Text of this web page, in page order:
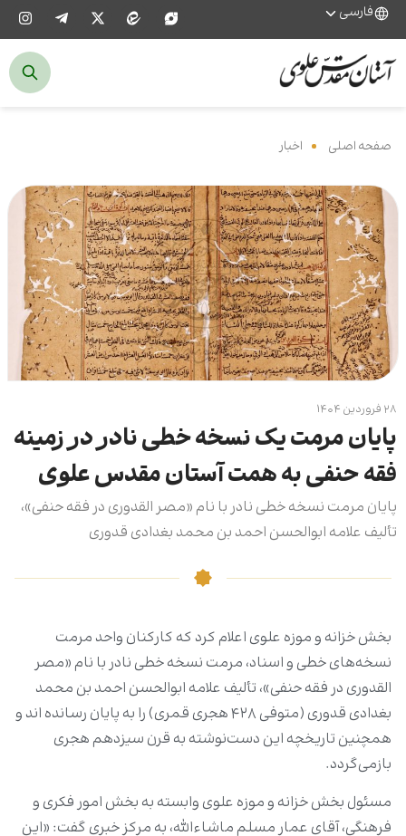
فارسی
صفحه اصلی اخبار
۲۸ فروردین ۱۴۰۴
پایان مرمت یک نسخه خطی نادر در زمینه
فقه حنفی به همت آستان مقدس علوی
پایان مرمت نسخه‌ خطی نادر با نام «مصر القدوری در فقه حنفی»،
تألیف علامه ابوالحسن احمد بن محمد بغدادی قدوری
بخش خزانه و موزه علوی اعلام کرد که کارکنان واحد مرمت
نسخه‌های خطی و اسناد، مرمت نسخه‌ خطی نادر با نام «مصر
القدوری در فقه حنفی»، تألیف علامه ابوالحسن احمد بن محمد
بغدادی قدوری (متوفی ۴۲۸ هجری قمری) را به پایان رسانده اند و
همچنین تاریخچه این دست‌نوشته به قرن سیزدهم هجری
بازمی‌گردد.
مسئول بخش خزانه و موزه علوی وابسته به بخش امور فکری و
فرهنگی، آقای عمار مسلم ماشاءالله، به مرکز خبری گفت: «این